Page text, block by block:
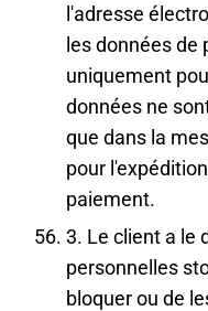
l'adresse
les données de
uniquement
données ne
que dans la
pour
paiement.
3. Le client a le
personnelles
bloquer ou de